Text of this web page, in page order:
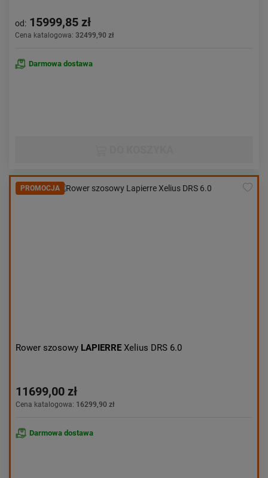
od: 15999,85 zł
Cena katalogowa: 32499,90 zł
Darmowa dostawa
PROMOCJA
Rower szosowy LAPIERRE Xelius DRS 6.0
11699,00 zł
Cena katalogowa: 16299,90 zł
Darmowa dostawa